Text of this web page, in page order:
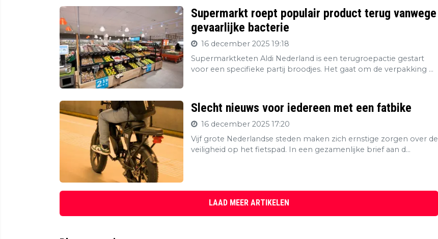
Supermarkt roept populair product terug vanwege
gevaarlijke bacterie
16 december 2025 19:18
Supermarktketen Aldi Nederland is een terugroepactie gestart
voor een specifieke partij broodjes. Het gaat om de verpakking ...
Slecht nieuws voor iedereen met een fatbike
16 december 2025 17:20
Vijf grote Nederlandse steden maken zich ernstige zorgen over de
veiligheid op het fietspad. In een gezamenlijke brief aan d...
LAAD MEER ARTIKELEN